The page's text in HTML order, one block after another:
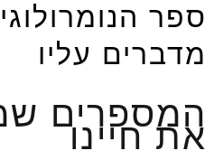
ספר
מדברים עליו
המספרים
את חיינו